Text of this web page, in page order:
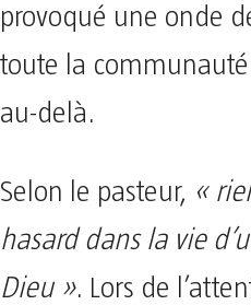
provoqué une onde
toute la
au-delà.
Selon le pasteur, «
hasard dans la vie
Dieu ». Lors de